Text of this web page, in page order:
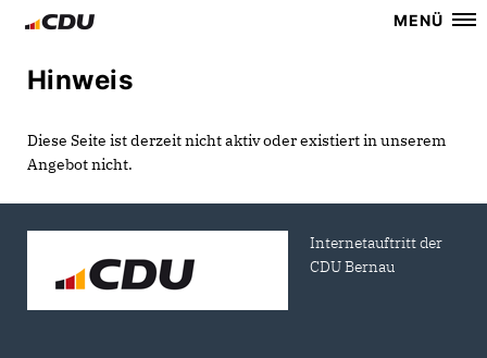
MENÜ
Hinweis
Diese Seite ist derzeit nicht aktiv oder existiert in unserem
Angebot nicht.
Internetauftritt der
CDU Bernau